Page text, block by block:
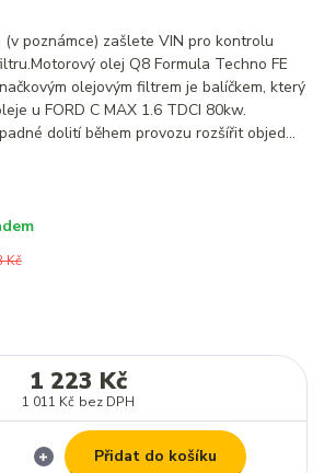
(v poznámce) zašlete VIN pro kontrolu
olej Q8 Formula Techno FE
olejovým filtrem je balíčkem, který
u FORD C MAX 1.6 TDCI 80kw.
dolití během provozu rozšířit objed...
Kč
1 223 Kč
1 011 Kč bez DPH
Přidat do košíku